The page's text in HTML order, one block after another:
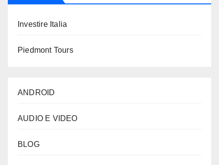
Investire Italia
Piedmont Tours
ANDROID
AUDIO E VIDEO
BLOG